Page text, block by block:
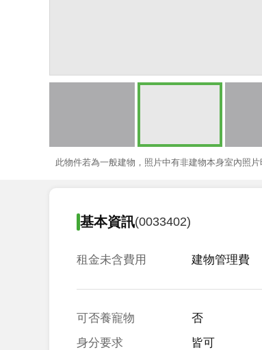
此物件若為一般建物，照片中有非建物本身室內照
基本資訊(0033402)
租金未含費用 建物管理費
可否養寵物 否
身分要求
皆可